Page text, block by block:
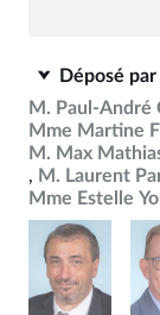
Déposé par
M. Paul-André
Mme Martine
M. Max
M. Laurent
Mme Estelle